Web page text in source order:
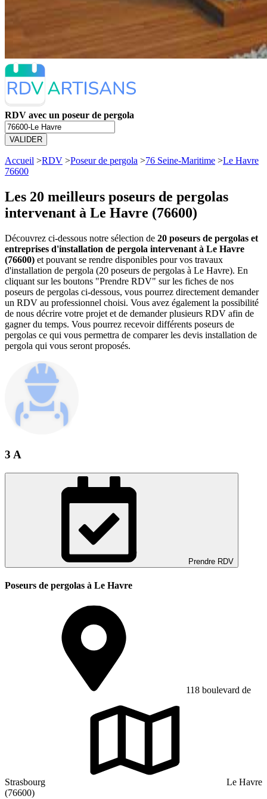
RDV avec un poseur de pergola
VALIDER
Accueil >RDV >Poseur de pergola >76 Seine-Maritime >Le Havre
76600
Les 20 meilleurs poseurs de pergolas
intervenant à Le Havre (76600)
Découvrez ci-dessous notre sélection de 20 poseurs de pergolas et
entreprises d'installation de pergola intervenant à Le Havre
(76600) et pouvant se rendre disponibles pour vos travaux
d'installation de pergola (20 poseurs de pergolas à Le Havre). En
cliquant sur les boutons "Prendre RDV" sur les fiches de nos
poseurs de pergolas ci-dessous, vous pourrez directement demander
un RDV au professionnel choisi. Vous avez également la possibilité
de nous décrire votre projet et de demander plusieurs RDV afin de
gagner du temps. Vous pourrez recevoir différents poseurs de
pergolas ce qui vous permettra de comparer les devis installation de
pergola qui vous seront proposés.
3 A
Prendre RDV
Poseurs de pergolas à Le Havre
118 boulevard de
Strasbourg
Le Havre
(76600)